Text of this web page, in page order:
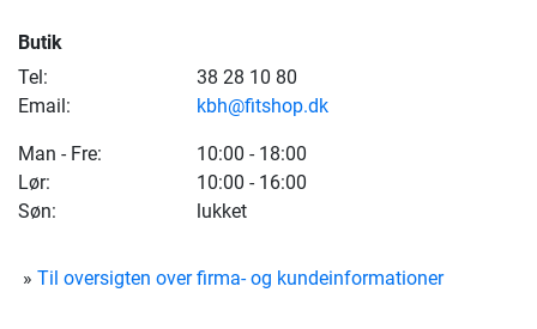
Butik
Tel:
38 28 10 80
Email:
kbh@fitshop.dk
Man - Fre:
10:00 - 18:00
Lør:
10:00 - 16:00
Søn:
lukket
Til oversigten over firma- og kundeinformationer